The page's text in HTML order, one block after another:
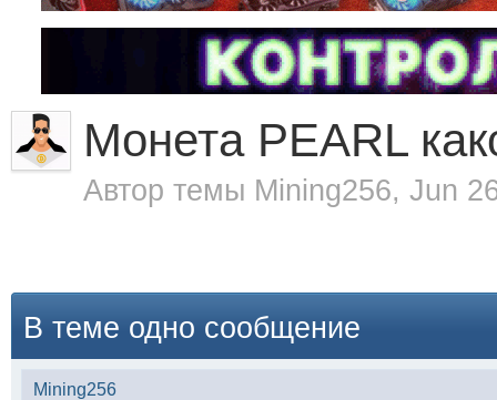
Монета PEARL
Автор темы Mining256, Jun
В теме одно сообщение
Mining256